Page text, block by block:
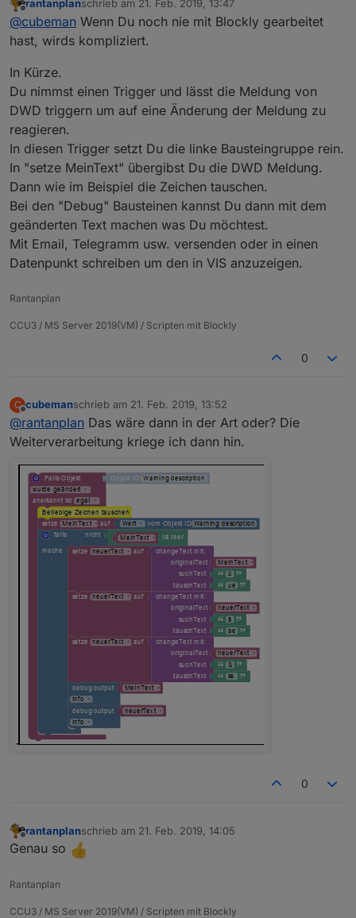
Offline
rantanplanschrieb am 21. Feb. 2019, 13:47
zuletzt editiert von
@cubeman Wenn Du noch nie mit Blockly gearbeitet
hast, wirds kompliziert.
In Kürze.
Du nimmst einen Trigger und lässt die Meldung von
DWD triggern um auf eine Änderung der Meldung zu
reagieren.
In diesen Trigger setzt Du die linke Bausteingruppe rein.
In "setze MeinText" übergibst Du die DWD Meldung.
Dann wie im Beispiel die Zeichen tauschen.
Bei den "Debug" Bausteinen kannst Du dann mit dem
geänderten Text machen was Du möchtest.
Mit Email, Telegramm usw. versenden oder in einen
Datenpunkt schreiben um den in VIS anzuzeigen.
Rantanplan
CCU3 / MS Server 2019(VM) / Scripten mit Blockly
0
C
Offline
cubemanschrieb am 21. Feb. 2019, 13:52
zuletzt editiert von
@rantanplan Das wäre dann in der Art oder? Die
Weiterverarbeitung kriege ich dann hin.
0
rantanplanschrieb am 21. Feb. 2019, 14:05
zuletzt editiert von
Genau so
Rantanplan
CCU3 / MS Server 2019(VM) / Scripten mit Blockly